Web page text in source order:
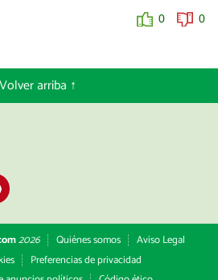
0 0
Volver arriba ↑
2026 Quiénes somos
Aviso Legal
Preferencias de privacidad